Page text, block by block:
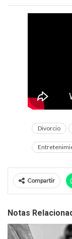
Divorcio
Compartir
Notas